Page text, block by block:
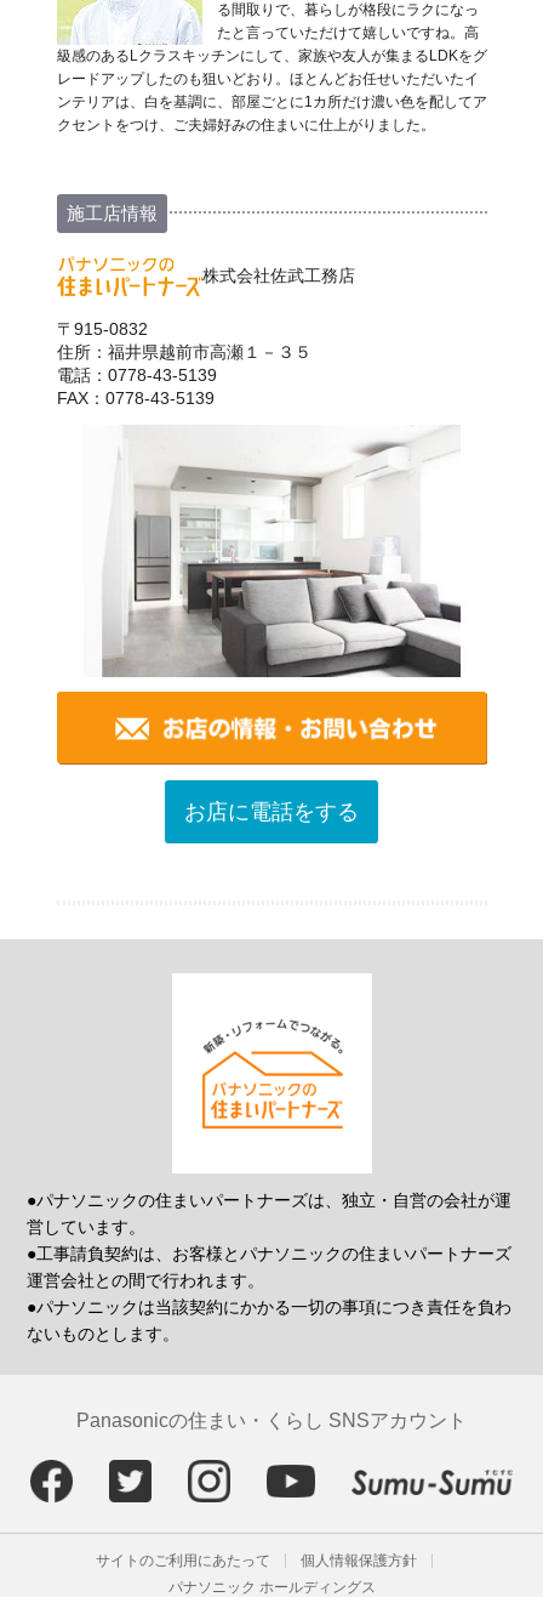
る間取りで、暮らしが格段にラクになっ
たと言っていただけて嬉しいですね。高
級感のあるLクラスキッチンにして、家族や友人が集まるLDKをグ
レードアップしたのも狙いどおり。ほとんどお任せいただいたイ
ンテリアは、白を基調に、部屋ごとに1カ所だけ濃い色を配してア
クセントをつけ、ご夫婦好みの住まいに仕上がりました。
施工店情報
株式会社佐武工務店
〒915-0832
住所：福井県越前市高瀬１－３５
電話：0778-43-5139
FAX：0778-43-5139
お店に電話をする
●パナソニックの住まいパートナーズは、独立・自営の会社が運
営しています。
●工事請負契約は、お客様とパナソニックの住まいパートナーズ
運営会社との間で行われます。
●パナソニックは当該契約にかかる一切の事項につき責任を負わ
ないものとします。
Panasonicの住まい・くらし SNSアカウント
サイトのご利用にあたって
個人情報保護方針
パナソニック ホールディングス